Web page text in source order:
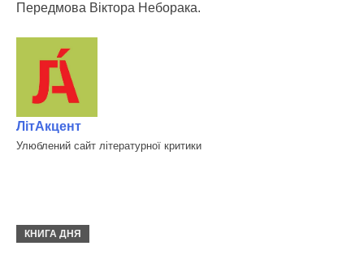
Передмова Віктора Неборака.
ЛітАкцент
Улюблений сайт літературної критики
КНИГА ДНЯ